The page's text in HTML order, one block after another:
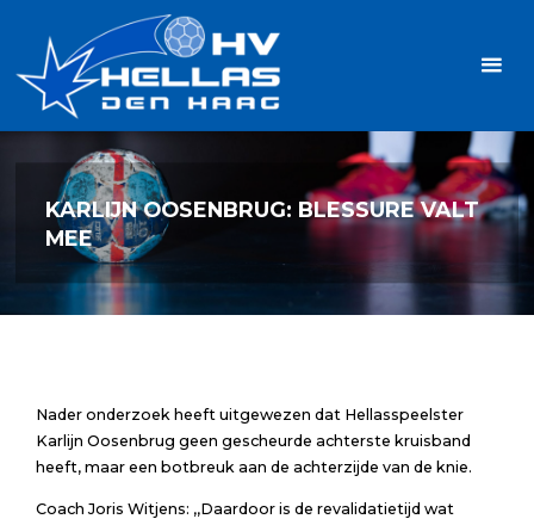
inhoud
KARLIJN OOSENBRUG: BLESSURE VALT
MEE
Nader onderzoek heeft uitgewezen dat Hellasspeelster
Karlijn Oosenbrug geen gescheurde achterste kruisband
heeft, maar een botbreuk aan de achterzijde van de knie.
Coach Joris Witjens: ,,Daardoor is de revalidatietijd wat